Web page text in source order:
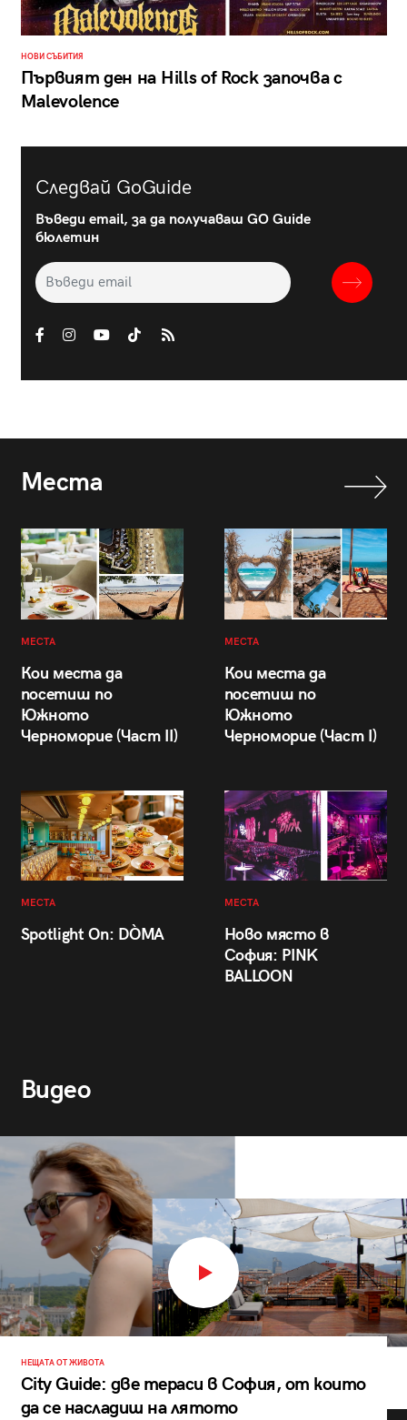
НОВИ СЪБИТИЯ
Първият ден на Hills of Rock започва с
Malevolence
Следвай GoGuide
Въведи email, за да получаваш GO Guide
бюлетин
Места
МЕСТА
Кои места да
посетиш по
Южното
Черноморие (Част II)
МЕСТА
Кои места да
посетиш по
Южното
Черноморие (Част I)
МЕСТА
Spotlight On: DÒMA
МЕСТА
Ново място в
София: PINK
BALLOON
Видео
НЕЩАТА ОТ ЖИВОТА
City Guide: две тераси в София, от които
да се насладиш на лятото